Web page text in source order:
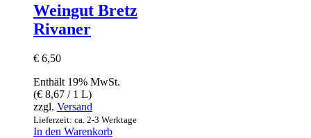
Weingut Bretz
Rivaner
€ 6,50
Enthält 19% MwSt.
(€ 8,67 / 1 L)
zzgl. Versand
Lieferzeit: ca. 2-3 Werktage
In den Warenkorb